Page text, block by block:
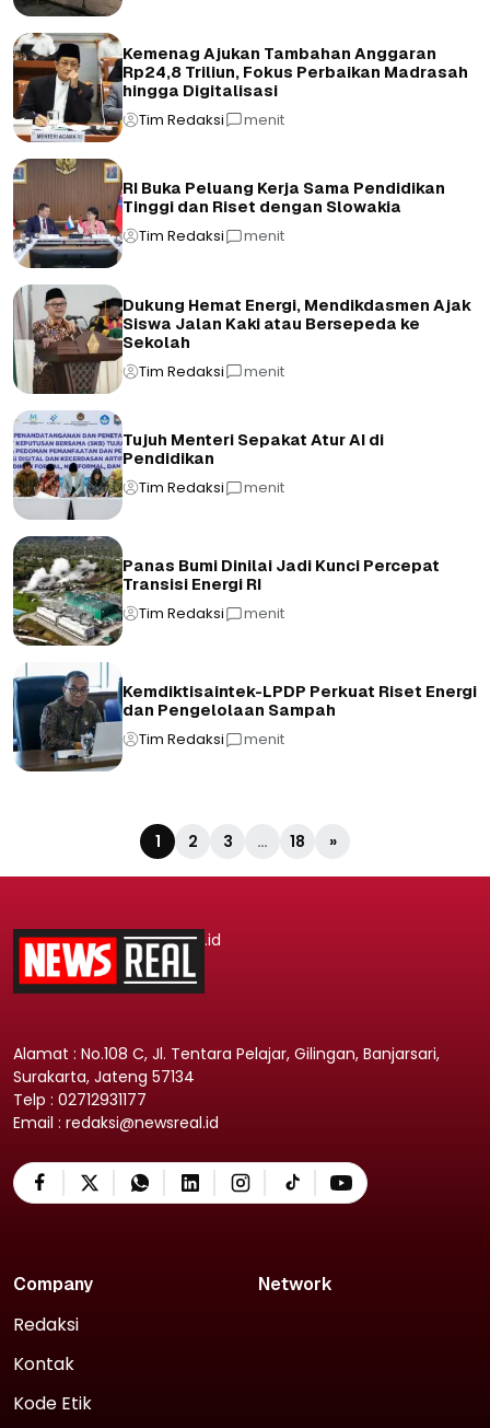
Kemenag Ajukan Tambahan Anggaran
Rp24,8 Triliun, Fokus Perbaikan Madrasah
hingga Digitalisasi
Tim Redaksi menit
RI Buka Peluang Kerja Sama Pendidikan
Tinggi dan Riset dengan Slowakia
Tim Redaksi menit
Dukung Hemat Energi, Mendikdasmen Ajak
Siswa Jalan Kaki atau Bersepeda ke
Sekolah
Tim Redaksi menit
Tujuh Menteri Sepakat Atur AI di
Pendidikan
Tim Redaksi menit
Panas Bumi Dinilai Jadi Kunci Percepat
Transisi Energi RI
Tim Redaksi menit
Kemdiktisaintek-LPDP Perkuat Riset Energi
dan Pengelolaan Sampah
Tim Redaksi menit
1 2 3 … 18 »
.id
Alamat : No.108 C, Jl. Tentara Pelajar, Gilingan, Banjarsari,
Surakarta, Jateng 57134
Telp : 02712931177
Email : redaksi@newsreal.id
Company
Redaksi
Kontak
Kode Etik
Network